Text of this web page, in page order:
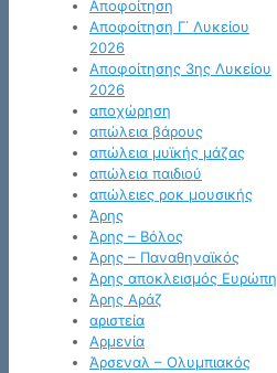
Αποφοίτηση
Αποφοίτηση Γ΄ Λυκείου
2026
Αποφοίτησης 3ης Λυκείου
2026
αποχώρηση
απώλεια βάρους
απώλεια μυϊκής μάζας
απώλεια παιδιού
απώλειες ροκ μουσικής
Άρης
Άρης – Βόλος
Άρης – Παναθηναϊκός
Άρης αποκλεισμός Ευρώπη
Άρης Αράζ
αριστεία
Αρμενία
Άρσεναλ – Ολυμπιακός